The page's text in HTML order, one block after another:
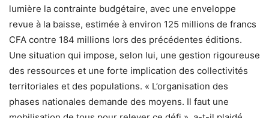
lumière la contrainte budgétaire, avec une enveloppe
revue à la baisse, estimée à environ 125 millions de francs
CFA contre 184 millions lors des précédentes éditions.
Une situation qui impose, selon lui, une gestion rigoureuse
des ressources et une forte implication des collectivités
territoriales et des populations. « L’organisation des
phases nationales demande des moyens. Il faut une